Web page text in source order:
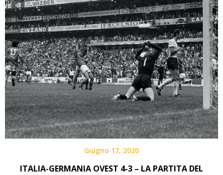
Giugno 17, 2020
ITALIA-GERMANIA OVEST 4-3 – LA PARTITA DEL